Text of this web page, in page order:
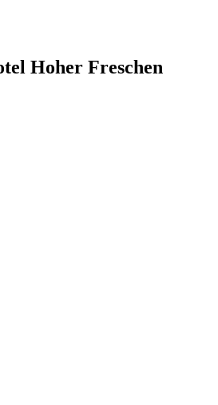
Hoher Freschen